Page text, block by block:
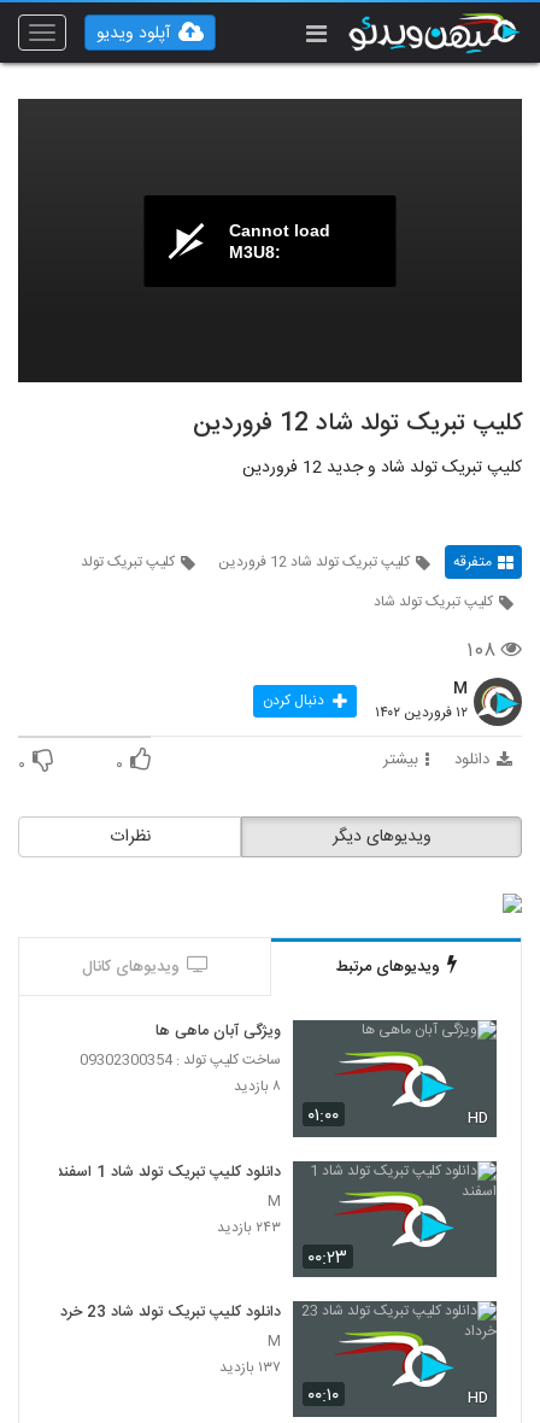
Toggle
آپلود ویدیو
Cannot load
M3U8:
کلیپ تبریک تولد شاد 12 فروردین
کلیپ تبریک تولد شاد و جدید 12 فروردین
متفرقه کلیپ تبریک تولد شاد 12 فروردین
کلیپ تبریک تولد
کلیپ تبریک تولد شاد
۱۰۸
M
۱۲ فروردین ۱۴۰۲ دنبال کردن
دانلود بیشتر ۰ ۰
نظرات ویدیوهای دیگر
ویدیوهای مرتبط ویدیوهای کانال
۰۱:۰۰ HD
ویژگی آبان ماهی ها
ساخت کلیپ تولد : 09302300354
۸ بازدید
۰۰:۲۳
دانلود کلیپ تبریک تولد شاد 1 اسفند
M
۲۴۳ بازدید
۰۰:۱۰ HD
دانلود کلیپ تبریک تولد شاد 23 خرداد
M
۱۳۷ بازدید